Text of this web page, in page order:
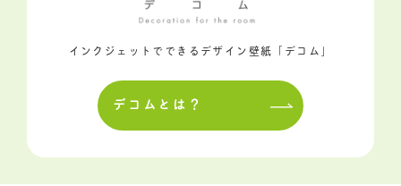
インクジェットでできるデザイン壁紙「デコム」
デコムとは？